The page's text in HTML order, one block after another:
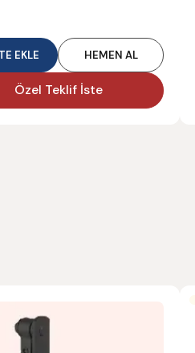
EKLE HEMEN AL
Özel Teklif İste